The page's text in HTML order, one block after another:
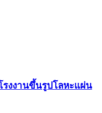
งงานขึ้นรูปโลหะแผ่น